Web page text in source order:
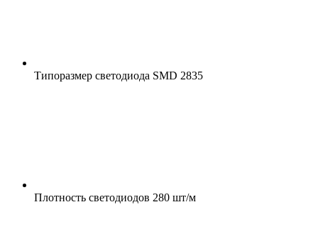
Типоразмер светодиода SMD 2835
Плотность светодиодов 280 шт/м